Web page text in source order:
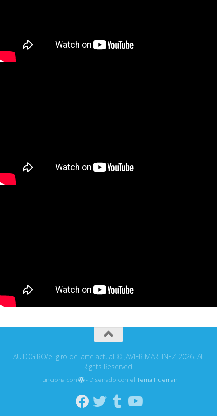
AUTOGIRO/el giro del arte actual © JAVIER MARTINEZ 2026. All
Rights Reserved.
Funciona con - Diseñado con elTema Hueman